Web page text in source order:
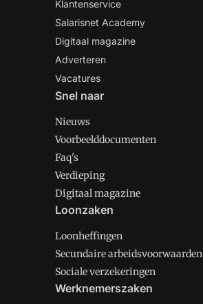
Klantenservice
Salarisnet Academy
Digitaal magazine
Adverteren
Vacatures
Snel naar
Nieuws
Voorbeelddocumenten
Faq's
Verdieping
Digitaal magazine
Loonzaken
Loonheffingen
Secundaire arbeidsvoorwaarden
Sociale verzekeringen
Werknemerszaken